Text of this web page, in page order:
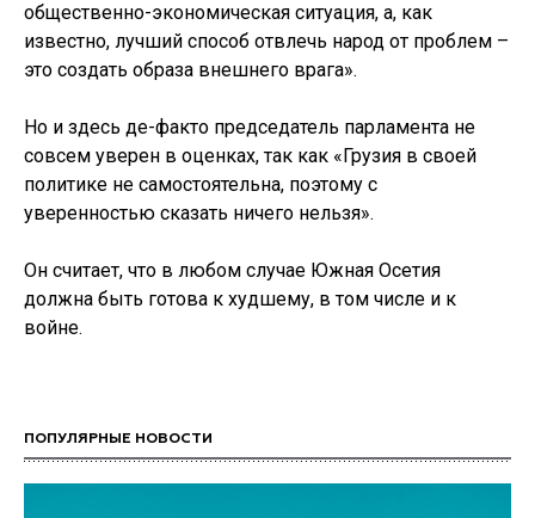
общественно-экономическая ситуация, а, как
известно, лучший способ отвлечь народ от проблем –
это создать образа внешнего врага».
Но и здесь де-факто председатель парламента не
совсем уверен в оценках, так как «Грузия в своей
политике не самостоятельна, поэтому с
уверенностью сказать ничего нельзя».
Он считает, что в любом случае Южная Осетия
должна быть готова к худшему, в том числе и к
войне.
ПОПУЛЯРНЫЕ НОВОСТИ